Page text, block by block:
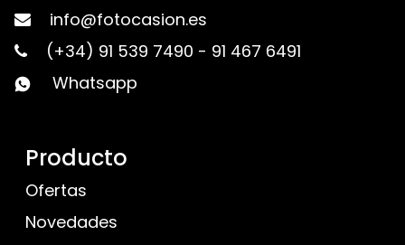
info@fotocasion.es
(+34) 91 539 7490 - 91 467 6491
Whatsapp
Producto
Ofertas
Novedades